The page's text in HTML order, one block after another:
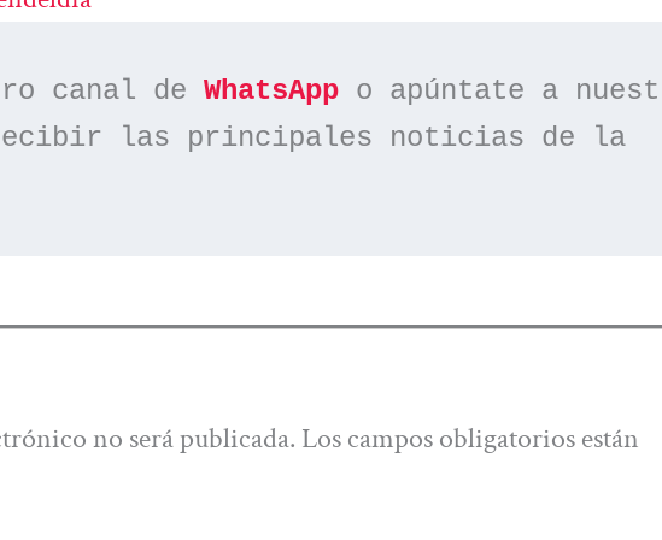
canal de WhatsApp
las principales noticias de la
no será publicada. Los campos obligatorios están